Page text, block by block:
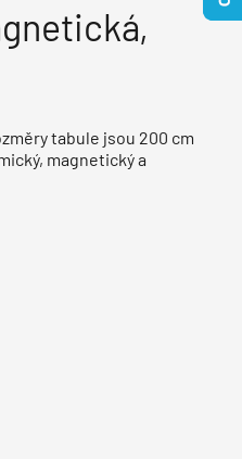
tabule jsou 200 cm
magnetický a